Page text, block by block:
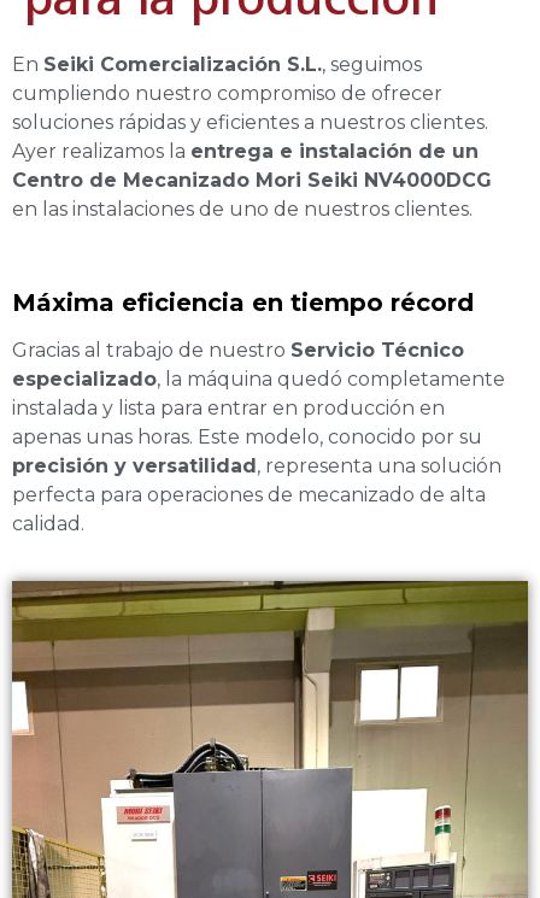
En Seiki Comercialización S.L., seguimos
cumpliendo nuestro compromiso de ofrecer
soluciones rápidas y eficientes a nuestros clientes.
Ayer realizamos la entrega e instalación de un
Centro de Mecanizado Mori Seiki NV4000DCG
en las instalaciones de uno de nuestros clientes.
Máxima eficiencia en tiempo récord
Gracias al trabajo de nuestro Servicio Técnico
especializado, la máquina quedó completamente
instalada y lista para entrar en producción en
apenas unas horas. Este modelo, conocido por su
precisión y versatilidad , representa una solución
perfecta para operaciones de mecanizado de alta
calidad.